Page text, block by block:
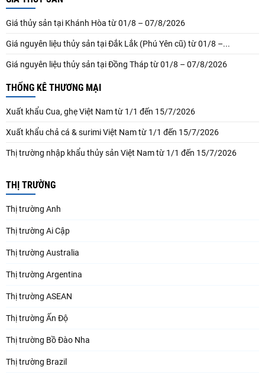
Giá thủy sản tại Khánh Hòa từ 01/8 – 07/8/2026
Giá nguyên liệu thủy sản tại Đắk Lắk (Phú Yên cũ) từ 01/8 –...
Giá nguyên liệu thủy sản tại Đồng Tháp từ 01/8 – 07/8/2026
THỐNG KÊ THƯƠNG MẠI
Xuất khẩu Cua, ghẹ Việt Nam từ 1/1 đến 15/7/2026
Xuất khẩu chả cá & surimi Việt Nam từ 1/1 đến 15/7/2026
Thị trường nhập khẩu thủy sản Việt Nam từ 1/1 đến 15/7/2026
THỊ TRƯỜNG
Thị trường Anh
Thị trường Ai Cập
Thị trường Australia
Thị trường Argentina
Thị trường ASEAN
Thị trường Ấn Độ
Thị trường Bồ Đào Nha
Thị trường Brazil